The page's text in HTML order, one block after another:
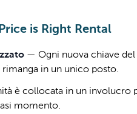
is Right Rental
— Ogni nuova chiave
in un unico posto.
è collocata in un involucro
momento.